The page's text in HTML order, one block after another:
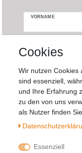
VORNAME
Honig
Hiermit
Einwilligung
Cookies
Wir nutzen Cookies
sind essenziell,
und Ihre Erfahrung
zu den von uns
als Nutzer finden
Essenziell